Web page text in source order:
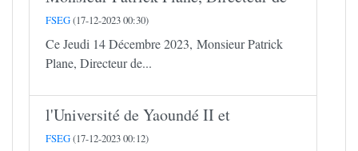
FSEG(17-12-2023 00:30)
Ce Jeudi 14 Décembre 2023, Monsieur Patrick
Plane, Directeur de...
l'Université de Yaoundé II et
FSEG(17-12-2023 00:12)